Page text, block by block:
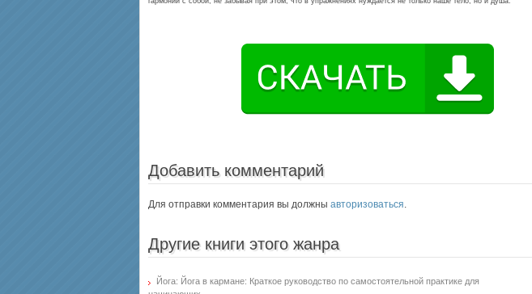
Добавить комментарий
Для отправки комментария вы должны авторизоваться.
Другие книги этого жанра
Йога: Йога в кармане: Краткое руководство по самостоятельной практике для